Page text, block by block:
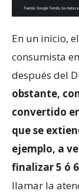
En un inicio,
consumista
después del
obstante,
convertido
que se
ejemplo, a
finalizar 5 ó
llamar la